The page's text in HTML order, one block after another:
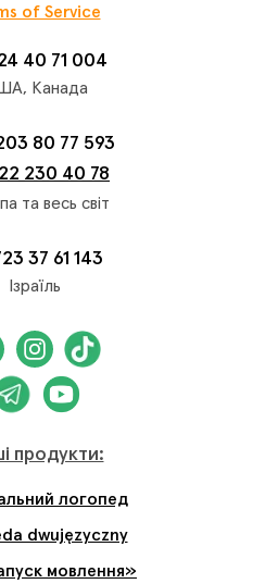
продукти:
логопед
40 71 004
Канада
230 40 78
80 77 593
37 61 143
та весь світ
Ізраїль
of Service
dwujęzyczny
мовлення»